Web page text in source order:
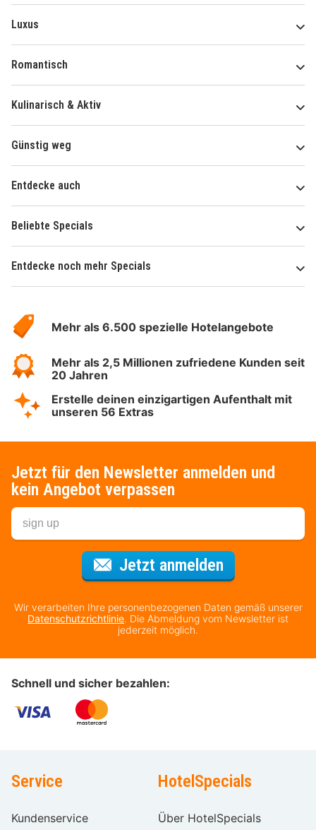
Luxus
Romantisch
Kulinarisch & Aktiv
Günstig weg
Entdecke auch
Beliebte Specials
Entdecke noch mehr Specials
Hotelspecials
Mehr als 6.500 spezielle Hotelangebote
Mehr als 2,5 Millionen zufriedene Kunden seit
20 Jahren
Erstelle deinen einzigartigen Aufenthalt mit
unseren 56 Extras
Jetzt für den Newsletter anmelden und
kein Angebot verpassen
Jetzt anmeldenFür den
Wir verarbeiten Ihre personenbezogenen Daten gemäß unserer
Datenschutzrichtlinie. Die Abmeldung vom Newsletter ist
jederzeit möglich.
Schnell und sicher bezahlen:
Service
Kundenservice
HotelSpecials
Über HotelSpecials